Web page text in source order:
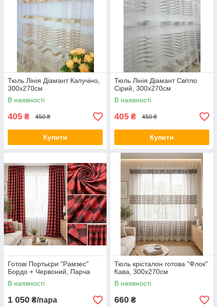
Тюль Лінія Діамант Капучіно,
300х270см
В наявності
405 ₴ 450 ₴
Купити
Тюль Лінія Діамант Світло
Сірий, 300х270см
В наявності
405 ₴ 450 ₴
Купити
Готові Портьєри "Рамзес"
Бордо + Червоний, Парча
В наявності
1 050 ₴/пара
Тюль крісталон готова "Флок"
Кава, 300х270см
В наявності
660 ₴